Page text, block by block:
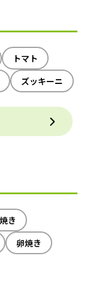
トマト
ズッキーニ
き
卵焼き